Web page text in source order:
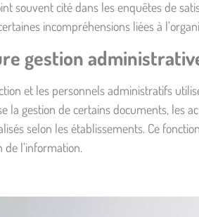
souvent cité dans les enquêtes de
incompréhensions liées à
gestion
et les personnels administratifs
la gestion de certains documents, les
selon les établissements. Ce
l’information.